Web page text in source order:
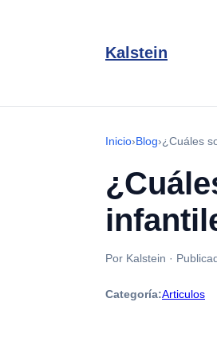
Kalstein
Inicio›Blog›¿Cuáles
Por Kalstein ·
Categoría:Articulos